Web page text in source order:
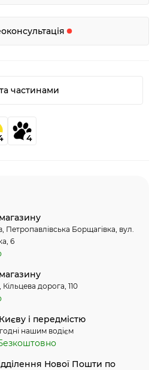
частинами
4
Петропавлівська Борщагівка, вул.
6
дорога, 110
і передмістю
нашим водієм
Нової Пошти по